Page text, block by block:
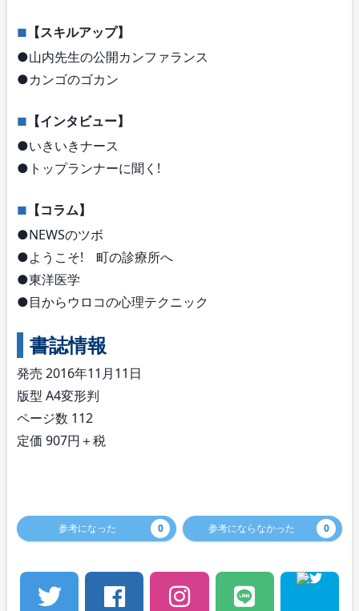
【スキルアップ】
●山内先生の公開カンファランス
●カンゴのゴカン
【インタビュー】
●いきいきナース
●トップランナーに聞く!
【コラム】
●NEWSのツボ
●ようこそ! 町の診療所へ
●東洋医学
●目からウロコの心理テクニック
書誌情報
発売 2016年11月11日
版型 A4変形判
ページ数 112
定価 907円＋税
参考になった 0 参考にならなかった 0